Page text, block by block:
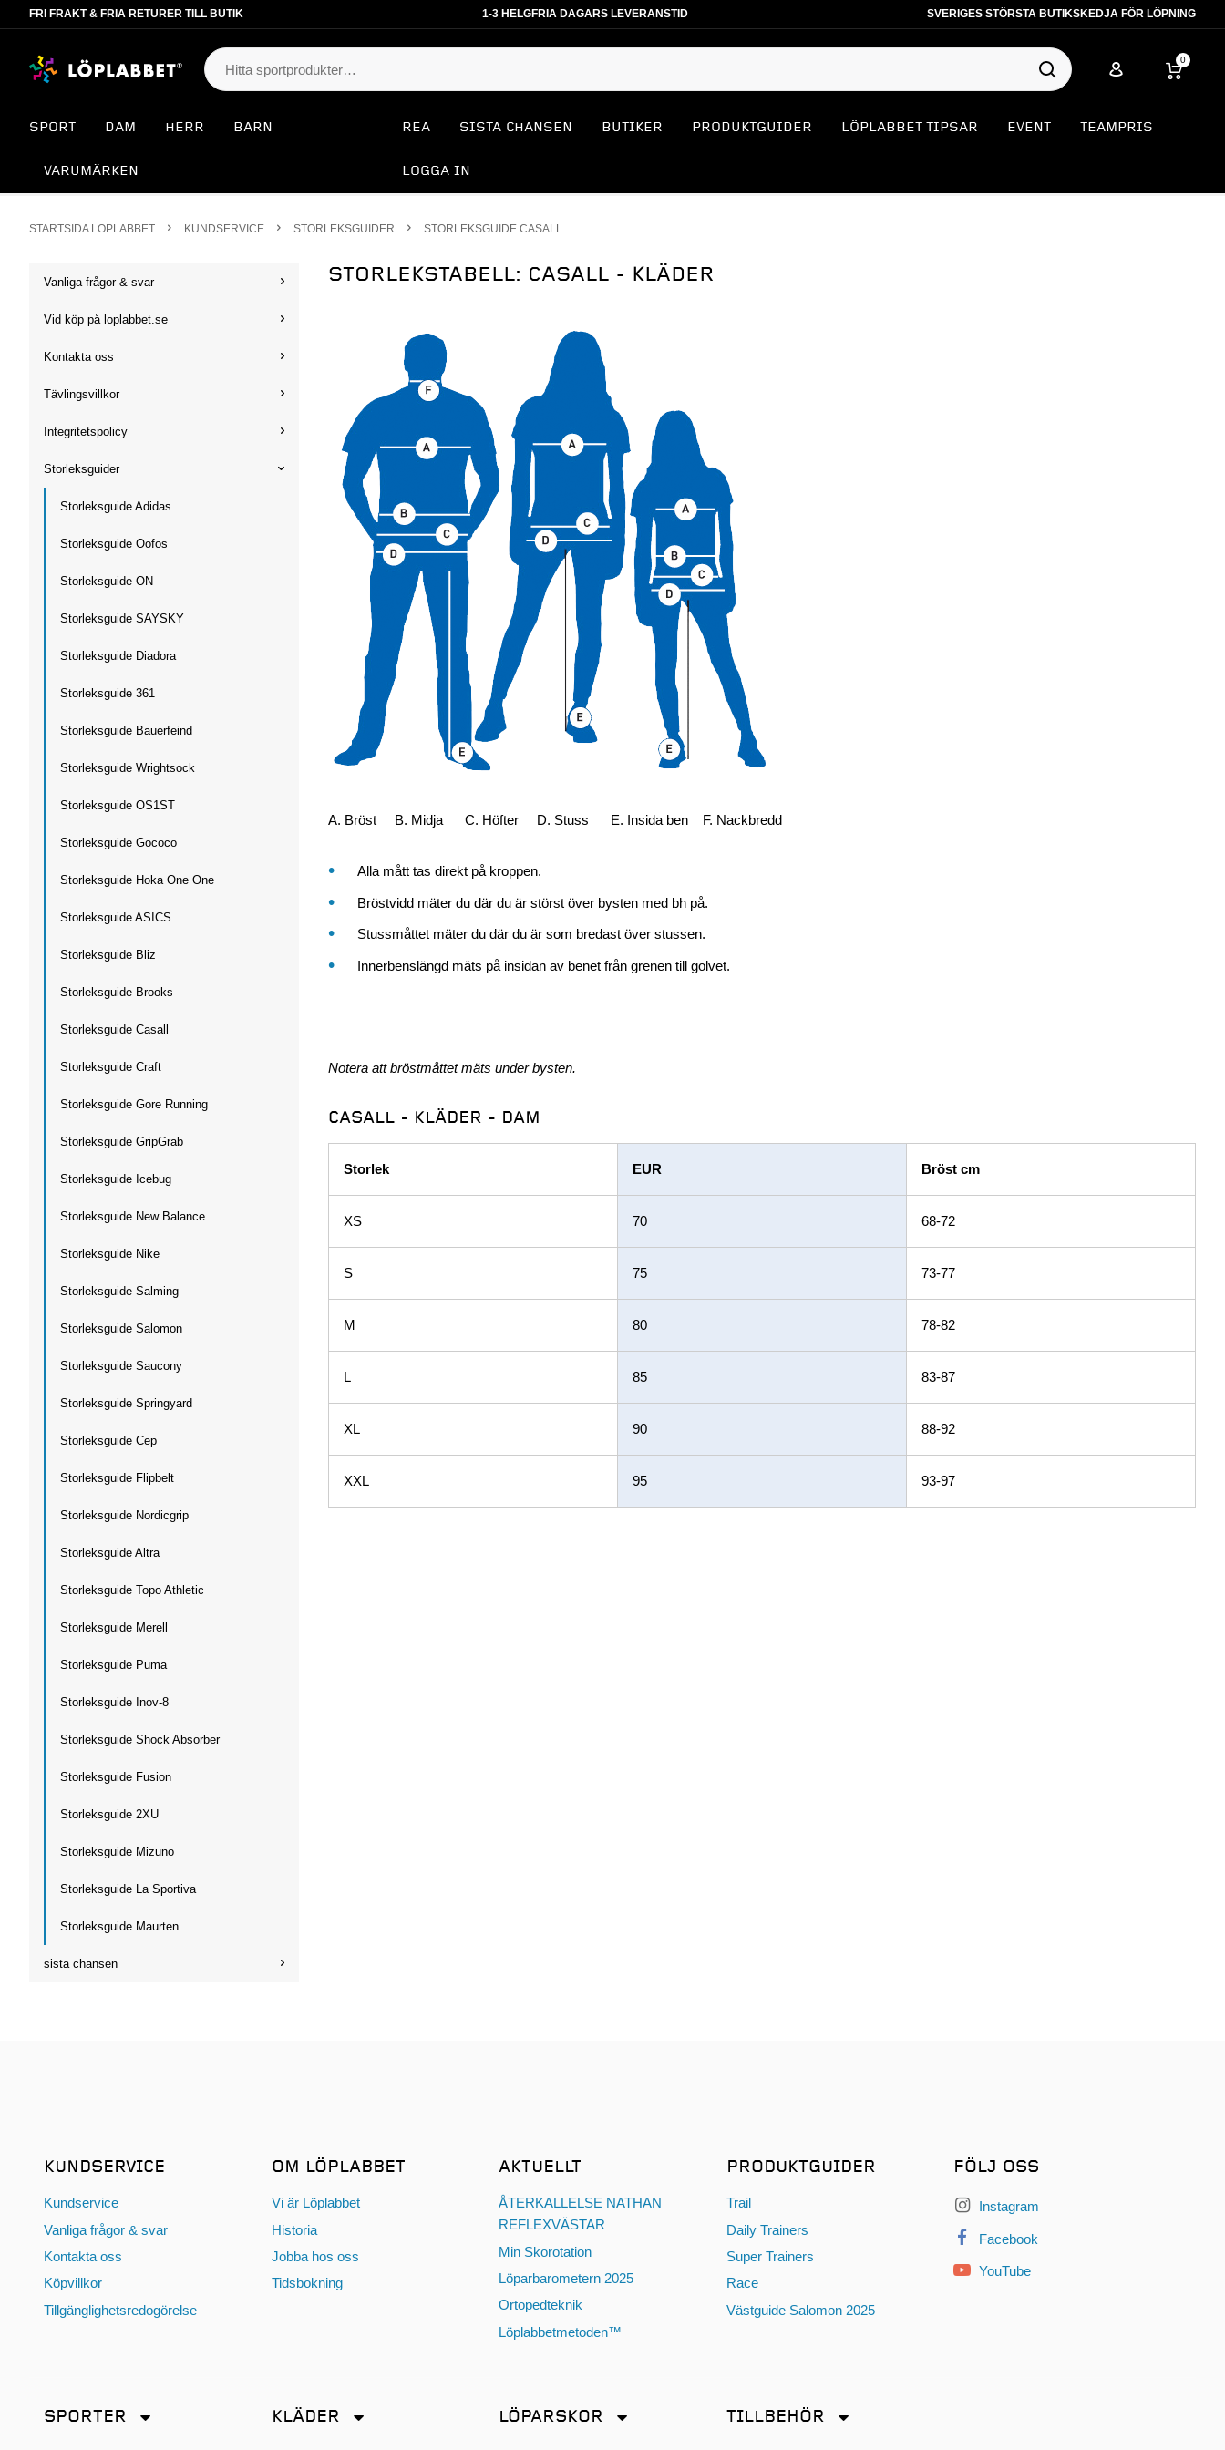
FRI FRAKT & FRIA RETURER TILL BUTIK 1-3 HELGFRIA DAGARS LEVERANSTID SVERIGES STÖRSTA BUTIKSKEDJA FÖR LÖPNING
0
SPORT DAM HERR BARN
VARUMÄRKEN
REA SISTA CHANSEN BUTIKER PRODUKTGUIDER LÖPLABBET TIPSAR EVENT TEAMPRIS
LOGGA IN
STARTSIDA LOPLABBET KUNDSERVICE STORLEKSGUIDER STORLEKSGUIDE CASALL
Vanliga frågor & svar
Vid köp på loplabbet.se
Kontakta oss
Tävlingsvillkor
Integritetspolicy
Storleksguider
Storleksguide Adidas
Storleksguide Oofos
Storleksguide ON
Storleksguide SAYSKY
Storleksguide Diadora
Storleksguide 361
Storleksguide Bauerfeind
Storleksguide Wrightsock
Storleksguide OS1ST
Storleksguide Gococo
Storleksguide Hoka One One
Storleksguide ASICS
Storleksguide Bliz
Storleksguide Brooks
Storleksguide Casall
Storleksguide Craft
Storleksguide Gore Running
Storleksguide GripGrab
Storleksguide Icebug
Storleksguide New Balance
Storleksguide Nike
Storleksguide Salming
Storleksguide Salomon
Storleksguide Saucony
Storleksguide Springyard
Storleksguide Cep
Storleksguide Flipbelt
Storleksguide Nordicgrip
Storleksguide Altra
Storleksguide Topo Athletic
Storleksguide Merell
Storleksguide Puma
Storleksguide Inov-8
Storleksguide Shock Absorber
Storleksguide Fusion
Storleksguide 2XU
Storleksguide Mizuno
Storleksguide La Sportiva
Storleksguide Maurten
sista chansen
STORLEKSTABELL: CASALL - KLÄDER
A. Bröst B. Midja C. Höfter D. Stuss E. Insida ben F. Nackbredd
Alla mått tas direkt på kroppen.
Bröstvidd mäter du där du är störst över bysten med bh på.
Stussmåttet mäter du där du är som bredast över stussen.
Innerbenslängd mäts på insidan av benet från grenen till golvet.
Notera att bröstmåttet mäts under bysten.
CASALL - KLÄDER - DAM
Storlek EUR Bröst cm
XS 70 68-72
S 75 73-77
M 80 78-82
L 85 83-87
XL 90 88-92
XXL 95 93-97
KUNDSERVICE
Kundservice
Vanliga frågor & svar
Kontakta oss
Köpvillkor
Tillgänglighetsredogörelse
OM LÖPLABBET
Vi är Löplabbet
Historia
Jobba hos oss
Tidsbokning
AKTUELLT
ÅTERKALLELSE NATHAN
REFLEXVÄSTAR
Min Skorotation
Löparbarometern 2025
Ortopedteknik
Löplabbetmetoden™
PRODUKTGUIDER
Trail
Daily Trainers
Super Trainers
Race
Västguide Salomon 2025
FÖLJ OSS
Instagram
Facebook
YouTube
SPORTER KLÄDER LÖPARSKOR TILLBEHÖR